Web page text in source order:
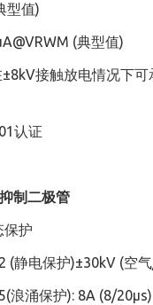
型值)
(典型值)
接触放电情况下可
认证
制二极管
护
静电保护)±30kV (空
涌保护): 8A (8/20μs)